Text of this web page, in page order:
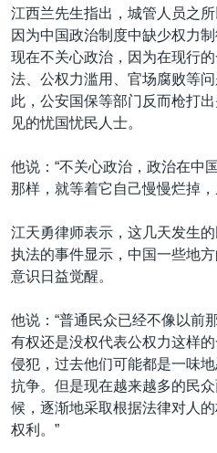
江西兰先生指出，城管人员之
因为中国政治制度中缺少权力
现在不关心政治，因为在现行
法、公权力滥用、官场腐败等
此，公安国保等部门反而枪打
见的忧国忧民人士。
他说：“不关心政治，政治在中
那样，就等着它自己慢慢烂掉
江天勇律师表示，这几天发生
执法的事件显示，中国一些地
意识日益觉醒。
他说：“普通民众已经不像以前
有权还是没权代表公权力这样
侵犯，过去他们可能都是一味
抗争。但是现在越来越多的民
候，逐渐地采取根据法律对人
权利。”